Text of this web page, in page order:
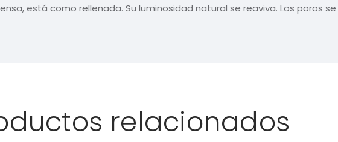
está como rellenada. Su luminosidad natural se reaviva. Los poros se
relacionados